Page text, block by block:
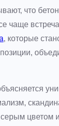
что
чаще
, которые